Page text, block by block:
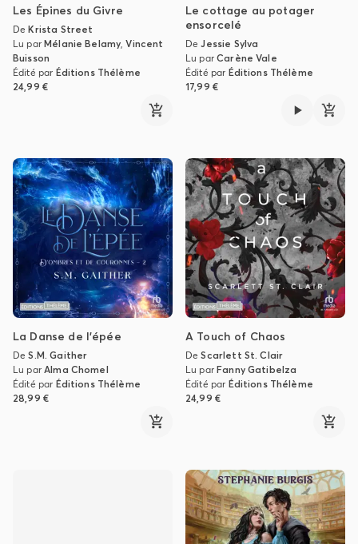
Les Épines du Givre
DeKrista Street
Lu parMélanie Belamy ,Vincent
Buisson
Édité par Éditions Thélème
24,99 €
Le cottage au potager
ensorcelé
DeJessie Sylva
Lu parCarène Vale
Édité par Éditions Thélème
17,99 €
La Danse de l’épée
DeS.M. Gaither
Lu parAlma Chomel
Édité par Éditions Thélème
28,99 €
A Touch of Chaos
DeScarlett St. Clair
Lu parFanny Gatibelza
Édité par Éditions Thélème
24,99 €